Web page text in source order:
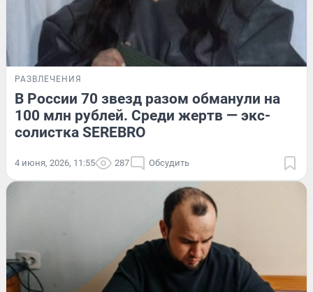
РАЗВЛЕЧЕНИЯ
В России 70 звезд разом обманули на
100 млн рублей. Среди жертв — экс-
солистка SEREBRO
4 июня, 2026, 11:55 287 Обсудить